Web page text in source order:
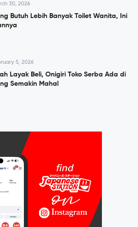
30, 2026
Butuh Lebih Banyak Toilet Wanita, Ini
5, 2026
Layak Beli, Onigiri Toko Serba Ada di
Semakin Mahal